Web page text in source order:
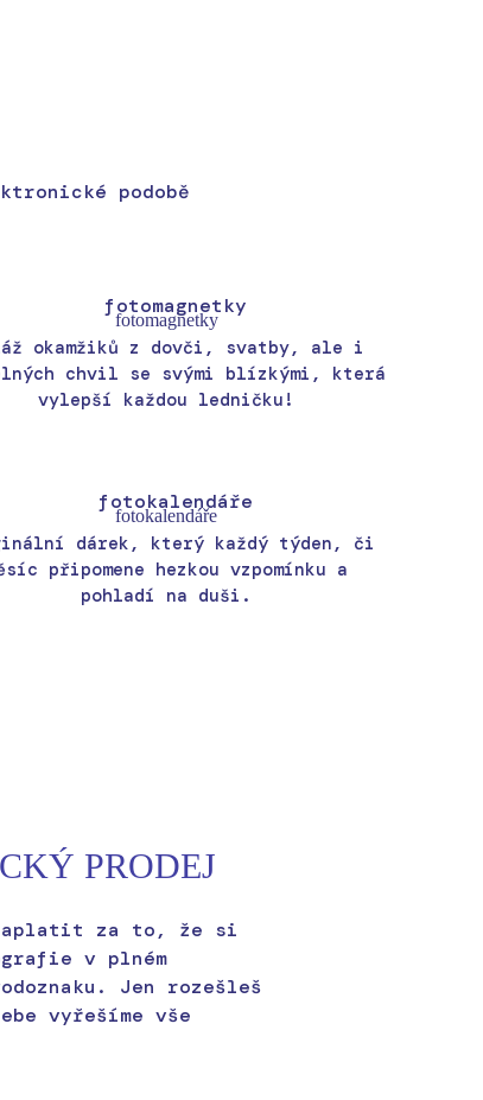
podobě
fotomagnetky
okamžiků z dovči, svatby, ale i
chvil se svými blízkými, která
vylepší každou ledničku!
fotokalendáře
dárek, který každý týden, či
připomene hezkou vzpomínku a
pohladí na duši.
PRODEJ
za to, že si
v plném
Jen rozešleš
vyřešíme vše